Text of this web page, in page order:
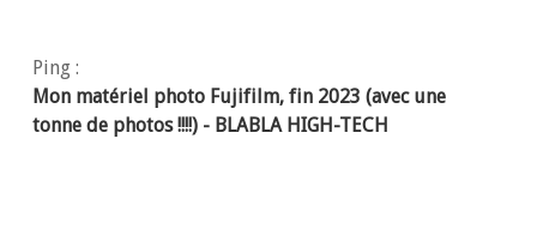
Ping :
Mon matériel photo Fujifilm, fin 2023 (avec une
tonne de photos !!!!) - BLABLA HIGH-TECH